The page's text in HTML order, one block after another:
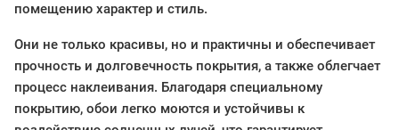
помещению характер и стиль.
Они не только красивы, но и практичны и обеспечивает
прочность и долговечность покрытия, а также облегчает
процесс наклеивания. Благодаря специальному
покрытию, обои легко моются и устойчивы к